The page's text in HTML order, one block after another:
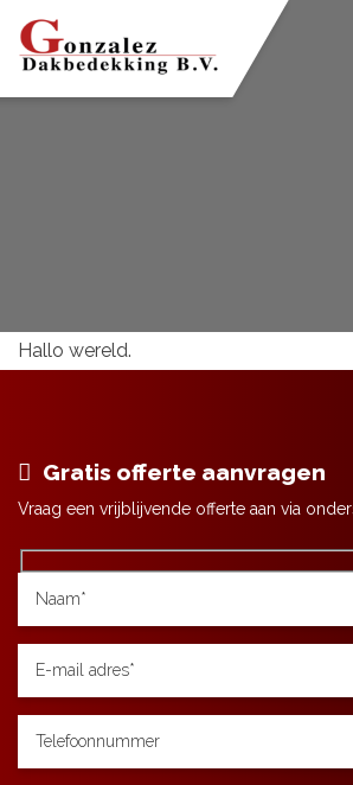
Home
Hallo wereld.
Gratis offerte aanvragen
Vraag een vrijblijvende offerte aan via